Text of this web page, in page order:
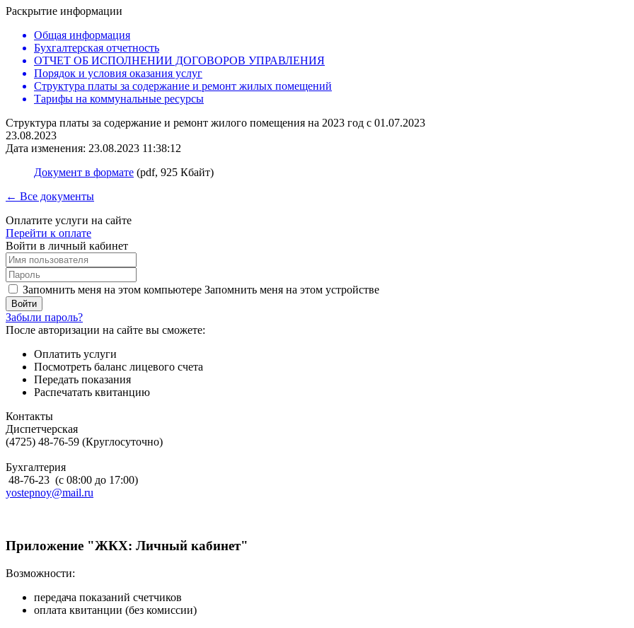
Раскрытие информации
Общая информация
Бухгалтерская отчетность
ОТЧЕТ ОБ ИСПОЛНЕНИИ ДОГОВОРОВ УПРАВЛЕНИЯ
Порядок и условия оказания услуг
Структура платы за содержание и ремонт жилых помещений
Тарифы на коммунальные ресурсы
Структура платы за содержание и ремонт жилого помещения на 2023 год с 01.07.2023
23.08.2023
Дата изменения: 23.08.2023 11:38:12
Документ в формате (pdf, 925 Кбайт)
← Все документы
Оплатите услуги на сайте
Перейти к оплате
Войти в личный кабинет
Запомнить меня на этом компьютере Запомнить меня на этом устройстве
Забыли пароль?
После авторизации на сайте вы сможете:
Оплатить услуги
Посмотреть баланс лицевого счета
Передать показания
Распечатать квитанцию
Контакты
Диспетчерская
(4725) 48-76-59 (Круглосуточно)
Бухгалтерия
48-76-23 (с 08:00 до 17:00)
yostepnoy@mail.ru
Приложение "ЖКХ: Личный кабинет"
Возможности:
передача показаний счетчиков
оплата квитанции (без комиссии)